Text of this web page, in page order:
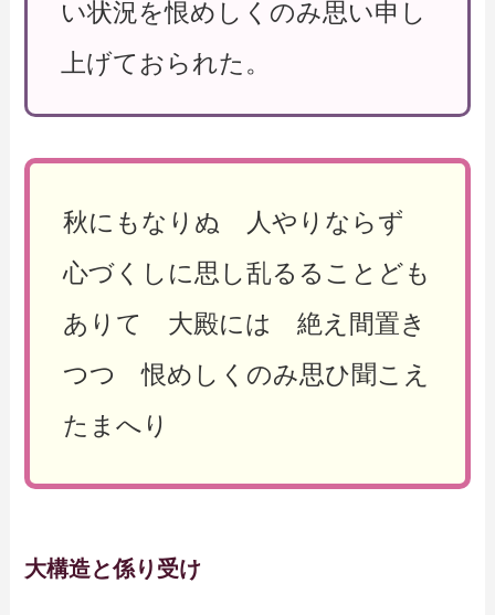
い状況を恨めしくのみ思い申し
上げておられた。
秋にもなりぬ 人やりならず
心づくしに思し乱るることども
ありて 大殿には 絶え間置き
つつ 恨めしくのみ思ひ聞こえ
たまへり
大構造と係り受け